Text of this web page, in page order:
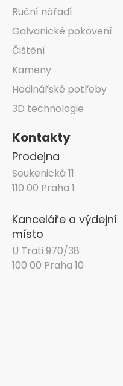
Ruční nářadí
Galvanické pokovení
Čištění
Kameny
Hodinářské potřeby
3D technologie
Kontakty
Prodejna
Soukenická 11
110 00 Praha 1
Kanceláře a výdejní
místo
U Trati 970/38
100 00 Praha 10